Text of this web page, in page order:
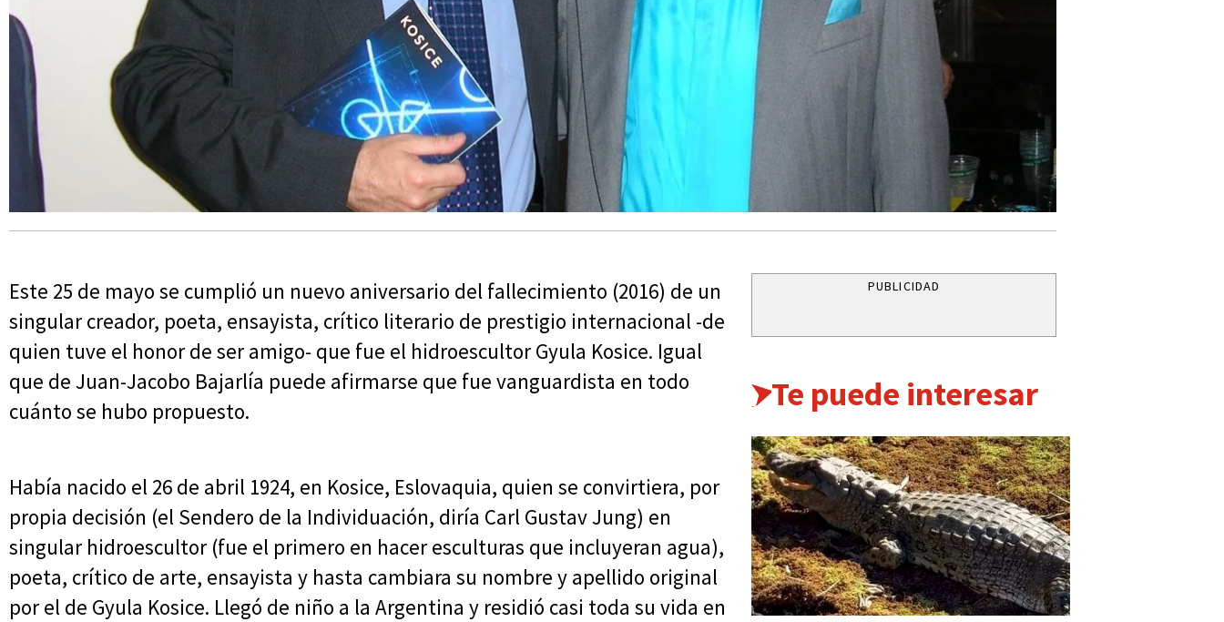
Este 25 de mayo se cumplió un nuevo aniversario del fallecimiento (2016) de un
singular creador, poeta, ensayista, crítico literario de prestigio internacional -de
quien tuve el honor de ser amigo- que fue el hidroescultor Gyula Kosice. Igual
que de Juan-Jacobo Bajarlía puede afirmarse que fue vanguardista en todo
cuánto se hubo propuesto.
Había nacido el 26 de abril 1924, en Kosice, Eslovaquia, quien se convirtiera, por
propia decisión (el Sendero de la Individuación, diría Carl Gustav Jung) en
singular hidroescultor (fue el primero en hacer esculturas que incluyeran agua),
poeta, crítico de arte, ensayista y hasta cambiara su nombre y apellido original
por el de Gyula Kosice. Llegó de niño a la Argentina y residió casi toda su vida en
PUBLICIDAD
Te puede interesar